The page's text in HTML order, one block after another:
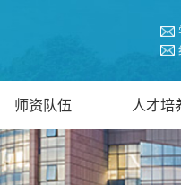
师资队伍 人才培